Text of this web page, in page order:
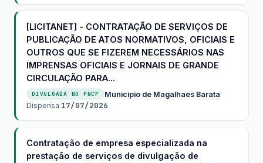
[LICITANET] - CONTRATAÇÃO DE SERVIÇOS DE
PUBLICAÇÃO DE ATOS NORMATIVOS, OFICIAIS E
OUTROS QUE SE FIZEREM NECESSÁRIOS NAS
IMPRENSAS OFICIAIS E JORNAIS DE GRANDE
CIRCULAÇÃO PARA...
DIVULGADA NO PNCP Municipio de Magalhaes Barata·
Dispensa·17/07/2026
Contratação de empresa especializada na
prestação de serviços de divulgação de